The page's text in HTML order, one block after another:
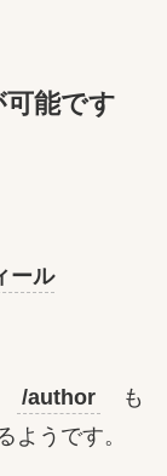
能です
ール
/author
も
ようです。